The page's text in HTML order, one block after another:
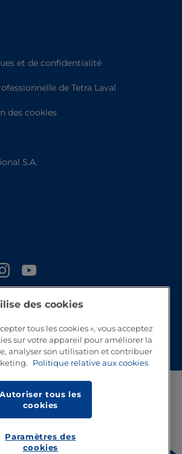
et de confidentialité
de Tetra Laval
des cookies
S.A.
des cookies
tous les cookies », vous acceptez
sur votre appareil pour améliorer la
analyser son utilisation et contribuer
Politique relative aux cookies
Autoriser tous les
cookies
Paramètres des
cookies